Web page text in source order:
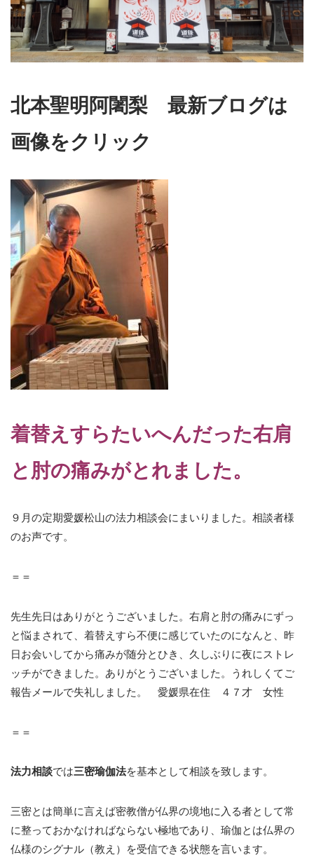
北本聖明阿闍梨 最新ブログは
画像をクリック
着替えすらたいへんだった右肩
と肘の痛みがとれました。
９月の定期愛媛松山の法力相談会にまいりました。相談者様
のお声です。
＝＝
先生先日はありがとうございました。右肩と肘の痛みにずっ
と悩まされて、着替えすら不便に感じていたのになんと、昨
日お会いしてから痛みが随分とひき、久しぶりに夜にストレ
ッチができました。ありがとうございました。うれしくてご
報告メールで失礼しました。 愛媛県在住 ４７才 女性
＝＝
法力相談では三密瑜伽法を基本として相談を致します。
三密とは簡単に言えば密教僧が仏界の境地に入る者として常
に整っておかなければならない極地であり、瑜伽とは仏界の
仏様のシグナル（教え）を受信できる状態を言います。